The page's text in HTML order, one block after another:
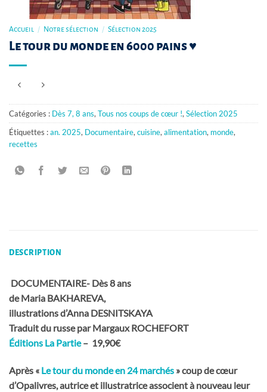
Accueil / Notre sélection / Sélection 2025
Le tour du monde en 6000 pains ♥
Catégories : Dès 7, 8 ans,Tous nos coups de cœur !,Sélection 2025
Étiquettes :an. 2025, Documentaire,cuisine,alimentation, monde,
recettes
DESCRIPTION
DOCUMENTAIRE- Dès 8 ans
de Maria BAKHAREVA,
illustrations d’Anna DESNITSKAYA
Traduit du russe par Margaux ROCHEFORT
Éditions La Partie– 19,90€
Après « Le tour du monde en 24 marchés » coup de cœur
d’Opalivres, autrice et illustratrice associent à nouveau leur